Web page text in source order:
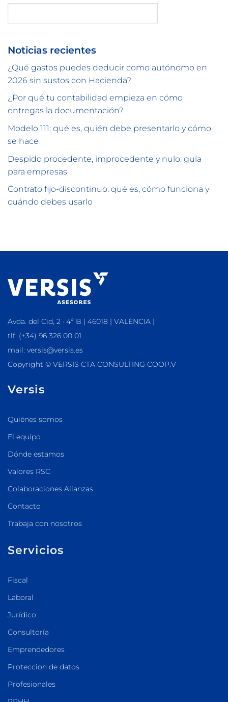
Noticias recientes
¿Qué gastos puedes deducir como autónomo en
2026 sin sustos con Hacienda?
¿Por qué tu contabilidad empieza en cómo
entregas la documentación?
Modelo 111: qué es, quién debe presentarlo y cómo
se hace
Despido procedente, improcedente y nulo: guía
para empresas
Contrato fijo-discontinuo: qué es, cómo funciona y
cuándo debes usarlo
Avda. del Cid, 2 · 4º B | 46018 | VALÈNCIA |
tlf: (+34) 96 326 00 01
mail: versis@versis.es
Copyright © VERSIS CTA CONSULTING COOP.V
Versis
Quiénes somos
El equipo
Dónde estamos
Valores RSC
Colaboraciones Alianzas
Contacto
Trabaja con nosotros
Servicios
Fiscal
Laboral
Jurídico
Consultoría
Emprendedores
Proteccion de datos
Profesionales